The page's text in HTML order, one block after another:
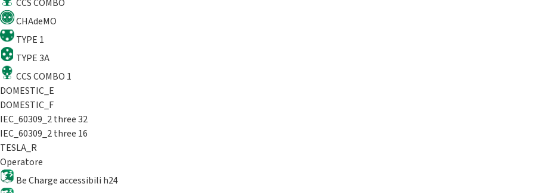
CCS COMBO
CHAdeMO
TYPE 1
TYPE 3A
CCS COMBO 1
DOMESTIC_E
DOMESTIC_F
IEC_60309_2 three 32
IEC_60309_2 three 16
TESLA_R
Operatore
Be Charge accessibili h24